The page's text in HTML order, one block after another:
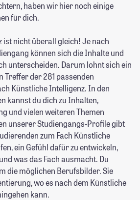
haben wir hier noch einige
für dich.
ist nicht überall gleich! Je nach
können sich die Inhalte und
unterscheiden. Darum lohnt sich ein
Treffer der 281 passenden
Künstliche Intelligenz. In den
kannst du dich zu Inhalten,
und vielen weiteren Themen
unserer Studiengangs-Profile gibt
zum Fach Künstliche
ein Gefühl dafür zu entwickeln,
was das Fach ausmacht. Du
die möglichen Berufsbilder. Sie
wo es nach dem Künstliche
kann.